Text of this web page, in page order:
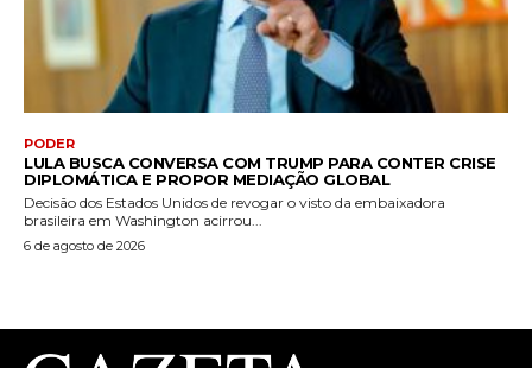
PODER
LULA BUSCA CONVERSA COM TRUMP PARA CONTER CRISE
DIPLOMÁTICA E PROPOR MEDIAÇÃO GLOBAL
Decisão dos Estados Unidos de revogar o visto da embaixadora
brasileira em Washington acirrou...
6 de agosto de 2026